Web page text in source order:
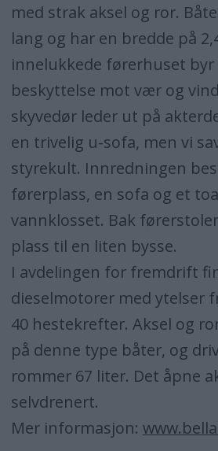
med strak aksel og ror.
lang og har en bredde på
innelukkede førerhuset byr
beskyttelse mot vær og
skyvedør leder ut på
en trivelig u-sofa, men vi
styrekult. Innredningen
førerplass, en sofa og et
vannklosset. Bak
plass til en liten bysse.
I avdelingen for fremdrift
dieselmotorer med ytelser
40 hestekrefter. Aksel og
på denne type båter, og
rommer 67 liter. Det åpne
selvdrenert.
Mer informasjon: